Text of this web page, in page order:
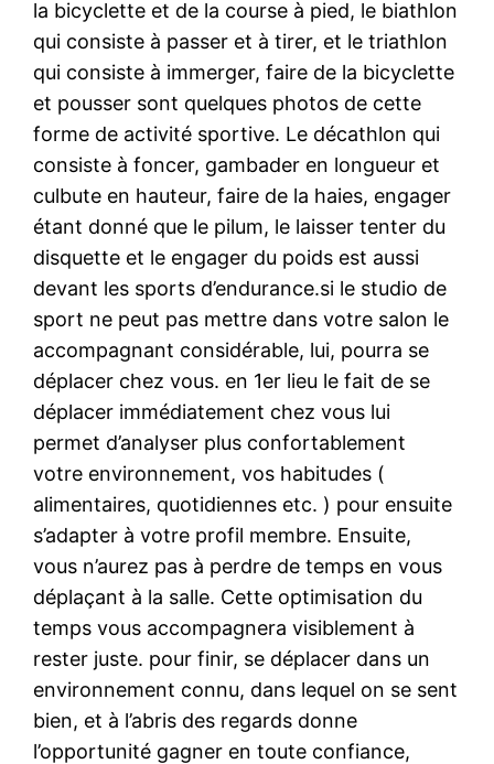
la bicyclette et de la course à pied, le biathlon
qui consiste à passer et à tirer, et le triathlon
qui consiste à immerger, faire de la bicyclette
et pousser sont quelques photos de cette
forme de activité sportive. Le décathlon qui
consiste à foncer, gambader en longueur et
culbute en hauteur, faire de la haies, engager
étant donné que le pilum, le laisser tenter du
disquette et le engager du poids est aussi
devant les sports d’endurance.si le studio de
sport ne peut pas mettre dans votre salon le
accompagnant considérable, lui, pourra se
déplacer chez vous. en 1er lieu le fait de se
déplacer immédiatement chez vous lui
permet d’analyser plus confortablement
votre environnement, vos habitudes (
alimentaires, quotidiennes etc. ) pour ensuite
s’adapter à votre profil membre. Ensuite,
vous n’aurez pas à perdre de temps en vous
déplaçant à la salle. Cette optimisation du
temps vous accompagnera visiblement à
rester juste. pour finir, se déplacer dans un
environnement connu, dans lequel on se sent
bien, et à l’abris des regards donne
l’opportunité gagner en toute confiance,